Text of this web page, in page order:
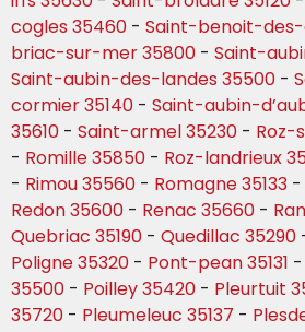
cogles 35460 - Saint-benoit-des-
briac-sur-mer 35800 - Saint-
Saint-aubin-des-landes 35500 -
cormier 35140 - Saint-aubin-
35610 - Saint-armel 35230 - Roz-
- Romille 35850 - Roz-landrieux
- Rimou 35560 - Romagne 35133 -
Redon 35600 - Renac 35660 -
Quebriac 35190 - Quedillac 35290
Poligne 35320 - Pont-pean 35131 -
35500 - Poilley 35420 - Pleurtuit
35720 - Pleumeleuc 35137 -